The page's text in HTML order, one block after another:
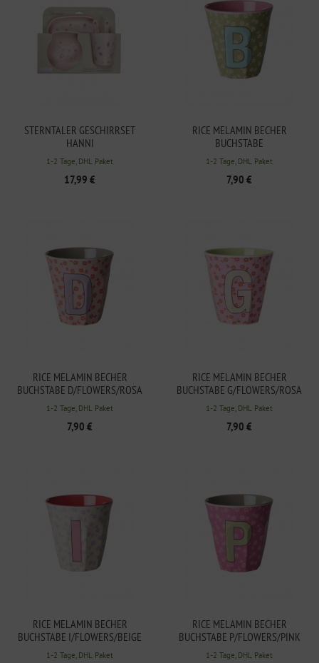
STERNTALER GESCHIRRSET
HANNI
1-2 Tage, DHL Paket
17,99 €
RICE MELAMIN BECHER
BUCHSTABE
B/FLOWERS/HELLGRÜN 250ML
1-2 Tage, DHL Paket
7,90 €
RICE MELAMIN BECHER
BUCHSTABE D/FLOWERS/ROSA
250ML
1-2 Tage, DHL Paket
7,90 €
RICE MELAMIN BECHER
BUCHSTABE G/FLOWERS/ROSA
250ML
1-2 Tage, DHL Paket
7,90 €
RICE MELAMIN BECHER
BUCHSTABE I/FLOWERS/BEIGE
250ML
1-2 Tage, DHL Paket
RICE MELAMIN BECHER
BUCHSTABE P/FLOWERS/PINK
250ML
1-2 Tage, DHL Paket